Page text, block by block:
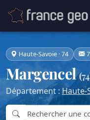
Haute-Savoie · 74
Margencel
Département : Haute-